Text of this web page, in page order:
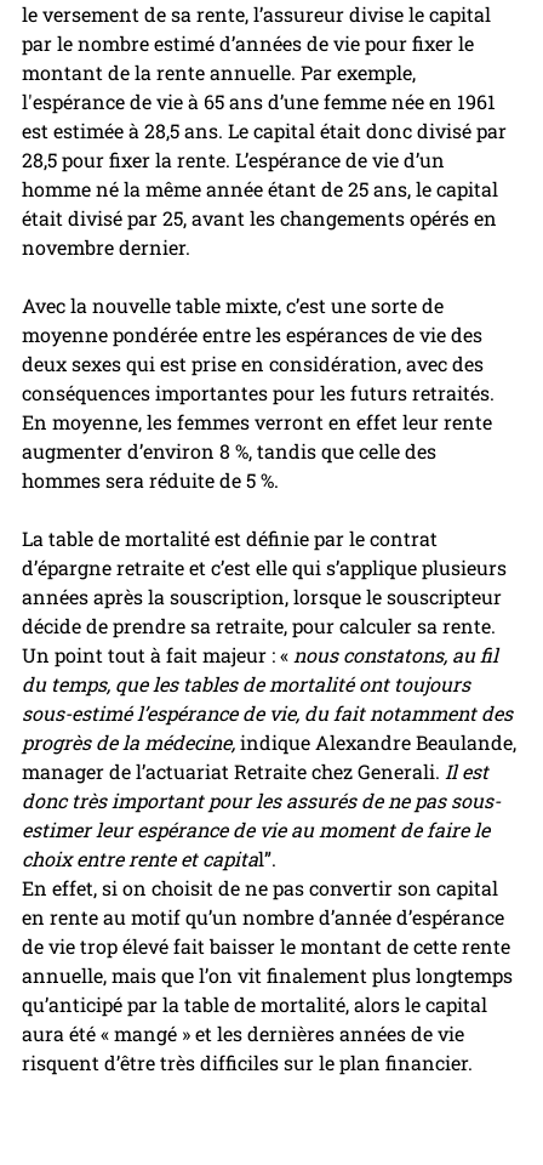
le versement de sa rente, l’assureur divise le capital
par le nombre estimé d’années de vie pour fixer le
montant de la rente annuelle. Par exemple,
l'espérance de vie à 65 ans d’une femme née en 1961
est estimée à 28,5 ans. Le capital était donc divisé par
28,5 pour fixer la rente. L’espérance de vie d’un
homme né la même année étant de 25 ans, le capital
était divisé par 25, avant les changements opérés en
novembre dernier.
Avec la nouvelle table mixte, c’est une sorte de
moyenne pondérée entre les espérances de vie des
deux sexes qui est prise en considération, avec des
conséquences importantes pour les futurs retraités.
En moyenne, les femmes verront en effet leur rente
augmenter d’environ 8 %, tandis que celle des
hommes sera réduite de 5 %.
La table de mortalité est définie par le contrat
d’épargne retraite et c’est elle qui s’applique plusieurs
années après la souscription, lorsque le souscripteur
décide de prendre sa retraite, pour calculer sa rente.
Un point tout à fait majeur : « nous constatons, au fil
du temps, que les tables de mortalité ont toujours
sous-estimé l’espérance de vie, du fait notamment des
progrès de la médecine, indique Alexandre Beaulande,
manager de l’actuariat Retraite chez Generali. Il est
donc très important pour les assurés de ne pas sous-
estimer leur espérance de vie au moment de faire le
choix entre rente et capital”.
En effet, si on choisit de ne pas convertir son capital
en rente au motif qu’un nombre d’année d’espérance
de vie trop élevé fait baisser le montant de cette rente
annuelle, mais que l’on vit finalement plus longtemps
qu’anticipé par la table de mortalité, alors le capital
aura été « mangé » et les dernières années de vie
risquent d’être très difficiles sur le plan financier.